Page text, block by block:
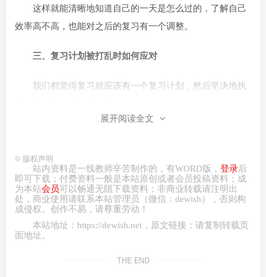
这样就能清晰地知道自己的一天是怎么过的，了解自己
效率高不高，也能对之后的复习有一个调整。
三、复习计划被打乱时如何应对
我们都觉得复习就应该有一个复习计划，然后坚决地执
原本的学习计划。
但是没有关系，我们要做的就是及时调整。每隔一段时
间就应当对自己的情况做一个评估，对自己原先的计划及时
做出调整与规划。
要不惧变化，拥抱变化，在变化中调整自身。这样的话
展开阅读全文
© 版权声明
站内资料是一线教师辛苦制作的，有WORD版， 登录后
即可下载；付费资料一般是本站原创或者会员投稿资料；成
为本站会员可以畅通无阻下载资料；非商业转载请注明出
处，商业使用请联系本站管理员（微信： dewish ），否则构
成侵权。创作不易，请尊重劳动！
本站地址： https://dewish.net ，原文链接：请复制转载页
面地址。
THE END